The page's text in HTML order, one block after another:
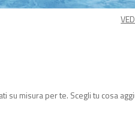
su misura per te. Scegli tu cosa